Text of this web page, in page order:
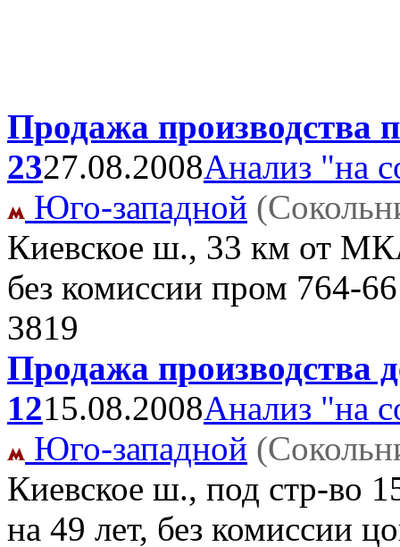
Продажа производства
2327.08.2008Анализ "на
Юго-западной
Киевское ш., 33 км от
без комиссии пром 764-
3819
Продажа производства
1215.08.2008Анализ "на
Юго-западной
Киевское ш., под стр-во
на 49 лет, без комиссии